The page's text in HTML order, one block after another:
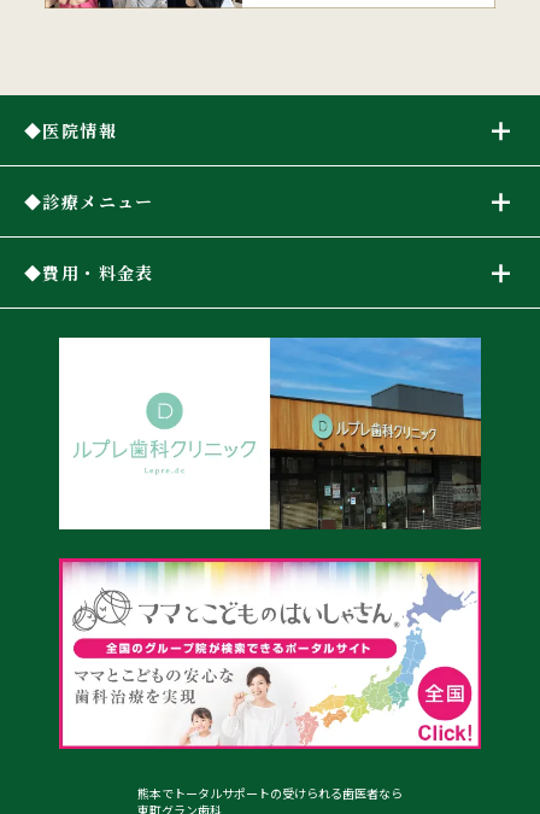
医院情報
診療メニュー
費用・料金表
熊本でトータルサポートの受けられる歯医者なら
東町グラン歯科